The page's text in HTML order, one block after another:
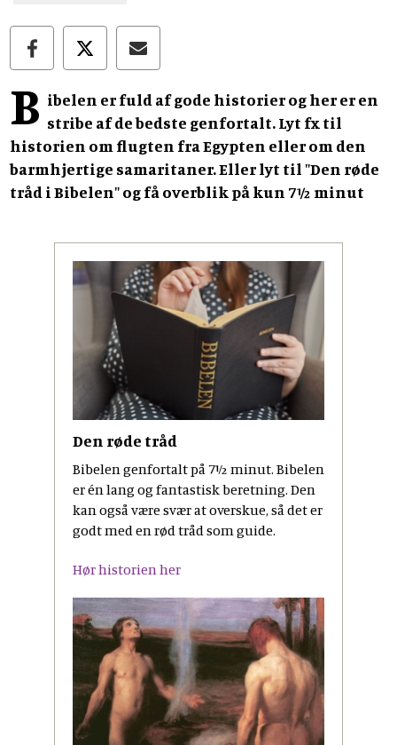
B ibelen er fuld af gode historier og her er en
stribe af de bedste genfortalt. Lyt fx til
historien om flugten fra Egypten eller om den
barmhjertige samaritaner. Eller lyt til "Den røde
tråd i Bibelen" og få overblik på kun 7½ minut
Den røde tråd
Bibelen genfortalt på 7½ minut. Bibelen
er én lang og fantastisk beretning. Den
kan også være svær at overskue, så det er
godt med en rød tråd som guide.
Hør historien her